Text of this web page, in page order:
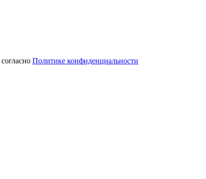
согласно Политике конфиденциальности